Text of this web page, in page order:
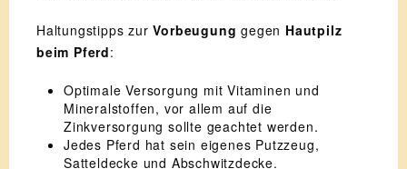
Haltungstipps zurVorbeugung gegen Hautpilz
beim Pferd:
Optimale Versorgung mit Vitaminen und
Mineralstoffen, vor allem auf die
Zinkversorgung sollte geachtet werden.
Jedes Pferd hat sein eigenes Putzzeug,
Satteldecke und Abschwitzdecke.